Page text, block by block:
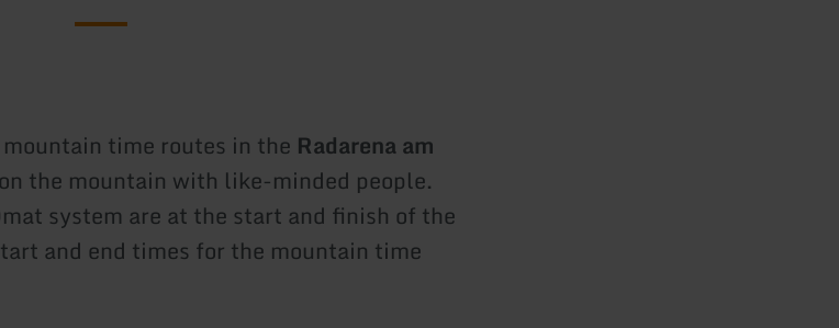
time routes in the Radarena am
the mountain with like-minded people.
system are at the start and finish of the
and end times for the mountain time